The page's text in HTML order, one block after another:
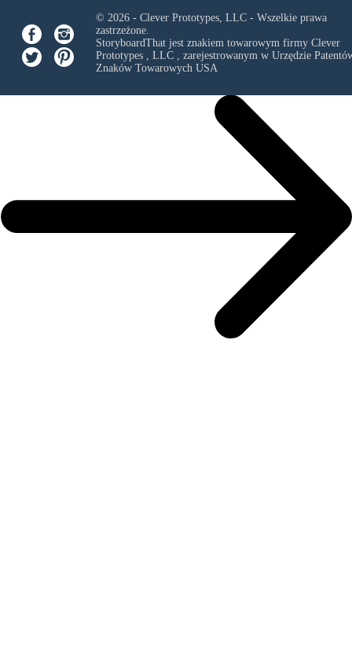
© 2026 - Clever Prototypes, LLC - Wszelkie prawa
zastrzeżone.
StoryboardThat jest znakiem towarowym firmy Clever
Prototypes , LLC, zarejestrowanym w Urzędzie
Znaków Towarowych USA